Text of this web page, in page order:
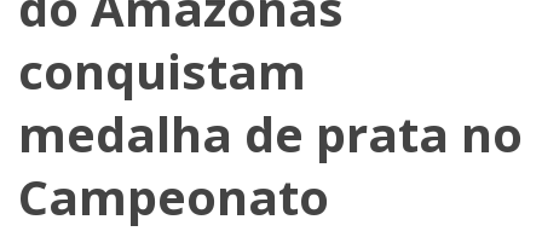
conquistam
medalha de prata no
Campeonato